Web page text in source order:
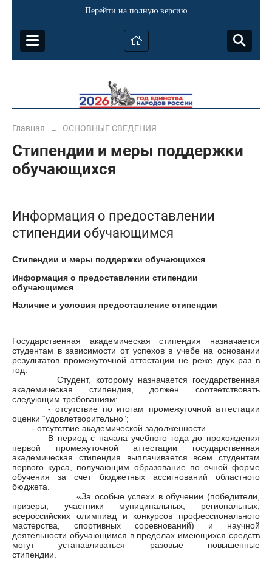
Перейти на полную версию
Главная → ОСНОВНЫЕ СВЕДЕНИЯ
Стипендии и меры поддержки
обучающихся
Информация о предоставлении
стипендии обучающимся
Стипендии и меры поддержки обучающихся
Информация о предоставлении стипендии
обучающимся
Наличие и условия предоставление стипендии
Государственная академическая стипендия назначается
студентам в зависимости от успехов в учебе на основании
результатов промежуточной аттестации не реже двух раз в
год.
Студент, которому назначается государственная
академическая стипендия, должен соответствовать
следующим требованиям:
- отсутствие по итогам промежуточной аттестации
оценки “удовлетворительно”;
- отсутствие академической задолженности.
В период с начала учебного года до прохождения
первой промежуточной аттестации государственная
академическая стипендия выплачивается всем студентам
первого курса, получающим образование по очной форме
обучения за счет бюджетных ассигнований областного
бюджета.
«За особые успехи в обучении (победители,
призеры, участники муниципальных, региональных,
всероссийских олимпиад и конкурсов профессионального
мастерства, спортивных соревнований) и научной
деятельности обучающимся в пределах имеющихся средств
могут устанавливаться разовые повышенные
стипендии.